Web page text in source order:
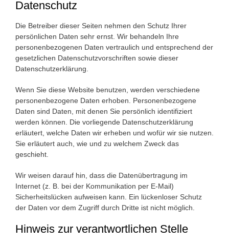
Datenschutz
Die Betreiber dieser Seiten nehmen den Schutz Ihrer
persönlichen Daten sehr ernst. Wir behandeln Ihre
personenbezogenen Daten vertraulich und entsprechend der
gesetzlichen Datenschutzvorschriften sowie dieser
Datenschutzerklärung.
Wenn Sie diese Website benutzen, werden verschiedene
personenbezogene Daten erhoben. Personenbezogene
Daten sind Daten, mit denen Sie persönlich identifiziert
werden können. Die vorliegende Datenschutzerklärung
erläutert, welche Daten wir erheben und wofür wir sie nutzen.
Sie erläutert auch, wie und zu welchem Zweck das
geschieht.
Wir weisen darauf hin, dass die Datenübertragung im
Internet (z. B. bei der Kommunikation per E-Mail)
Sicherheitslücken aufweisen kann. Ein lückenloser Schutz
der Daten vor dem Zugriff durch Dritte ist nicht möglich.
Hinweis zur verantwortlichen Stelle